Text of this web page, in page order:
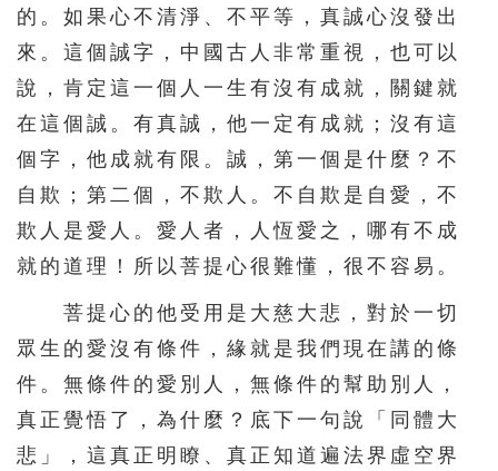
471 472 473 474 475
476 477 478 479 480
481 482 483 484 485
486 487 488 489 490
496 497 498 499 500
501 502 503 504 505
506 507 508 509 510
511 512 513 514 515
516 517 518 519 520
521 522 523 524 525
的。如果心不清淨、不平等，真誠心沒發出
來。這個誠字，中國古人非常重視，也可以
說，肯定這一個人一生有沒有成就，關鍵就
在這個誠。有真誠，他一定有成就；沒有這
個字，他成就有限。誠，第一個是什麼？不
自欺；第二個，不欺人。不自欺是自愛，不
欺人是愛人。愛人者，人恆愛之，哪有不成
就的道理！所以菩提心很難懂，很不容易。
菩提心的他受用是大慈大悲，對於一切
眾生的愛沒有條件，緣就是我們現在講的條
件。無條件的愛別人，無條件的幫助別人，
真正覺悟了，為什麼？底下一句說「同體大
悲」，這真正明瞭、真正知道遍法界虛空界